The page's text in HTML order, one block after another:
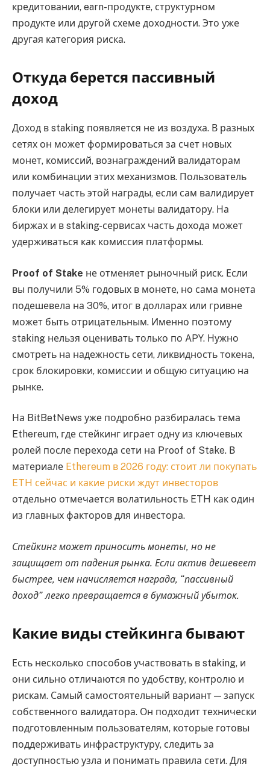
кредитовании, earn-продукте, структурном
продукте или другой схеме доходности. Это уже
другая категория риска.
Откуда берется пассивный
доход
Доход в staking появляется не из воздуха. В разных
сетях он может формироваться за счет новых
монет, комиссий, вознаграждений валидаторам
или комбинации этих механизмов. Пользователь
получает часть этой награды, если сам валидирует
блоки или делегирует монеты валидатору. На
биржах и в staking-сервисах часть дохода может
удерживаться как комиссия платформы.
Proof of Stake не отменяет рыночный риск. Если
вы получили 5% годовых в монете, но сама монета
подешевела на 30%, итог в долларах или гривне
может быть отрицательным. Именно поэтому
staking нельзя оценивать только по APY. Нужно
смотреть на надежность сети, ликвидность токена,
срок блокировки, комиссии и общую ситуацию на
рынке.
На BitBetNews уже подробно разбиралась тема
Ethereum, где стейкинг играет одну из ключевых
ролей после перехода сети на Proof of Stake. В
материале Ethereum в 2026 году: стоит ли покупать
ETH сейчас и какие риски ждут инвесторов
отдельно отмечается волатильность ETH как один
из главных факторов для инвестора.
Стейкинг может приносить монеты, но не
защищает от падения рынка. Если актив дешевеет
быстрее, чем начисляется награда, “пассивный
доход” легко превращается в бумажный убыток.
Какие виды стейкинга бывают
Есть несколько способов участвовать в staking, и
они сильно отличаются по удобству, контролю и
рискам. Самый самостоятельный вариант — запуск
собственного валидатора. Он подходит технически
подготовленным пользователям, которые готовы
поддерживать инфраструктуру, следить за
доступностью узла и понимать правила сети. Для